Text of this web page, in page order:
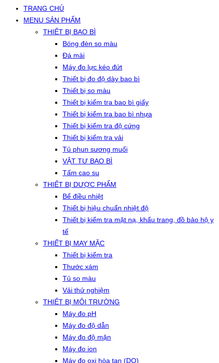
TRANG CHỦ
MENU SẢN PHẨM
THIẾT BỊ BAO BÌ
Bóng đèn so màu
Đá mài
Máy đo lực kéo đứt
Thiết bị đo độ dày bao bì
Thiết bị so màu
Thiết bị kiểm tra bao bì giấy
Thiết bị kiểm tra bao bì nhựa
Thiết bị kiểm tra độ cứng
Thiết bị kiểm tra vải
Tủ phun sương muối
VẬT TƯ BAO BÌ
Tấm cao su
THIẾT BỊ DƯỢC PHẨM
Bể điều nhiệt
Thiết bị hiệu chuẩn nhiệt độ
Thiết bị kiểm tra mặt nạ, khẩu trang, đồ bảo hộ y
tế
THIẾT BỊ MAY MẶC
Thiết bị kiểm tra
Thước xám
Tủ so màu
Vải thử nghiệm
THIẾT BỊ MÔI TRƯỜNG
Máy đo pH
Máy đo độ dẫn
Máy đo độ mặn
Máy đo ion
Máy đo oxi hòa tan (DO)